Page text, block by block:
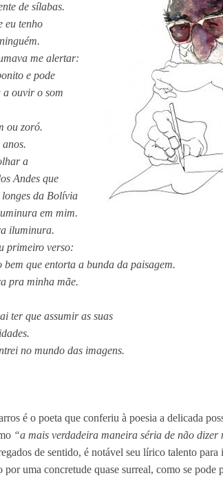
de sílabas.
eu tenho
me alertar:
e pode
a ouvir o som
ou zoró.
a
Andes que
longes da Bolívia
em mim.
iluminura.
primeiro verso:
bem que entorta a bunda da paisagem.
pra minha mãe.
ter que assumir as suas
no mundo das imagens.
é o poeta que conferiu à poesia a delicada
“a mais verdadeira maneira séria de não dizer
de sentido, é notável seu lírico talento para
por uma concretude quase surreal, como se pode